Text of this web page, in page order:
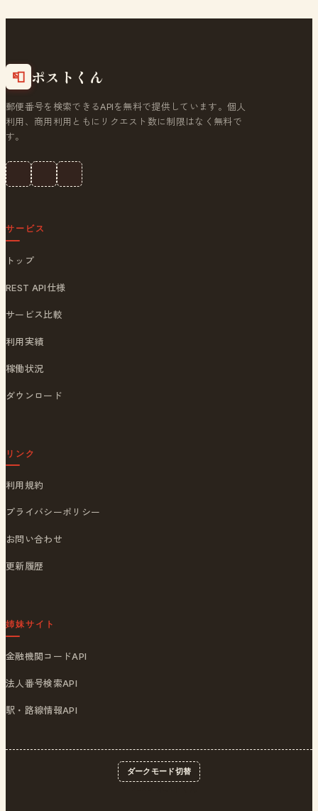
📮 ポストくん
郵便番号を検索できるAPIを無料で提供しています。個人
利用、商用利用ともにリクエスト数に制限はなく無料で
す。
サービス
トップ
REST API仕様
サービス比較
利用実績
稼働状況
ダウンロード
リンク
利用規約
プライバシーポリシー
お問い合わせ
更新履歴
姉妹サイト
金融機関コードAPI
法人番号検索API
駅・路線情報API
ダークモード切替